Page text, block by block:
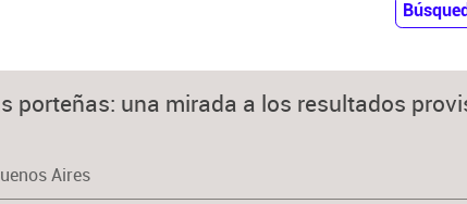
porteñas: una mirada a los resultados
Aires